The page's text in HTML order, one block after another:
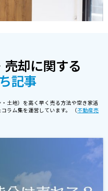
却に関する
記事
土地）を高く早く売る方法や空き家活
ラム集を運営しています。 （不動産売